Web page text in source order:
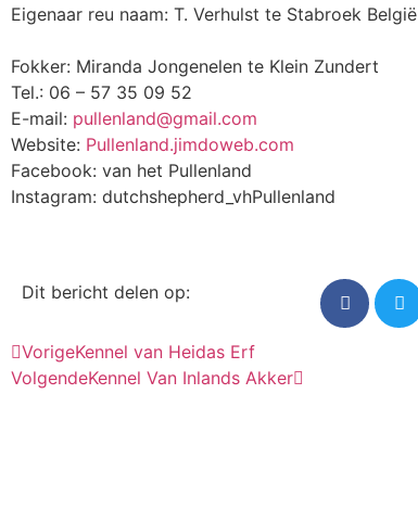
Eigenaar reu naam: T. Verhulst te Stabroek België
Fokker: Miranda Jongenelen te Klein Zundert
Tel.: 06 – 57 35 09 52
E-mail: pullenland@gmail.com
Website: Pullenland.jimdoweb.com
Facebook: van het Pullenland
Instagram: dutchshepherd_vhPullenland
Dit bericht delen op:
VorigeKennel van Heidas Erf
VolgendeKennel Van Inlands Akker